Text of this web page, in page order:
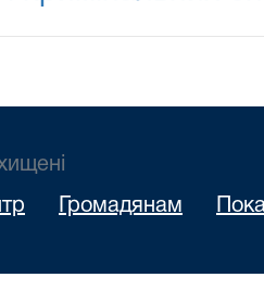
Громадянам